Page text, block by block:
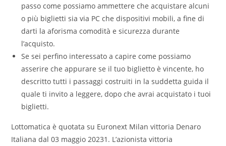
passo come possiamo ammettere che acquistare alcuni
o più biglietti sia via PC che dispositivi mobili, a fine di
darti la aforisma comodità e sicurezza durante
l’acquisto.
Se sei perfino interessato a capire come possiamo
asserire che appurare se il tuo biglietto è vincente, ho
descritto tutti i passaggi costruiti in la suddetta guida il
quale ti invito a leggere, dopo che avrai acquistato i tuoi
biglietti.
Lottomatica è quotata su Euronext Milan vittoria Denaro
Italiana dal 03 maggio 20231. L’azionista vittoria